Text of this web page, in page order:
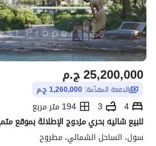
ج.م25,200,000
الدفعة المقدّمة: 1,260,000 ج.م
4
3
194 متر مربع
سول، الساحل الشمالي، مطروح